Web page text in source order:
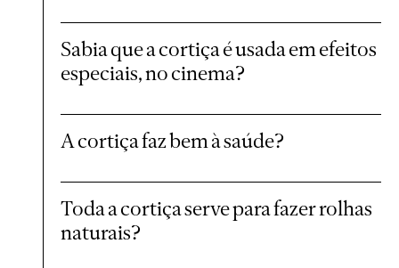
Sabia que a cortiça é usada em efeitos
especiais, no cinema?
A cortiça faz bem à saúde?
Toda a cortiça serve para fazer rolhas
naturais?